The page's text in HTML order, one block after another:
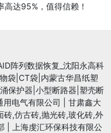
达95%，值得信赖！
阵列数据恢复_沈阳永高科
袋|CT袋|内蒙古华昌纸塑
保护器|小型断路器|塑壳断
电气有限公司
甘肃鑫大
砖,仿古砖,抛光砖,玻化砖,外
上海虔汇环保科技有限公